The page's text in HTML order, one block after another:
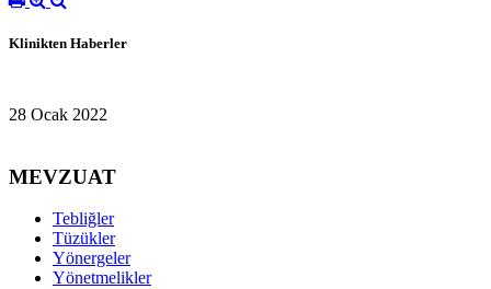
Klinikten Haberler
28 Ocak 2022
MEVZUAT
Tebliğler
Tüzükler
Yönergeler
Yönetmelikler